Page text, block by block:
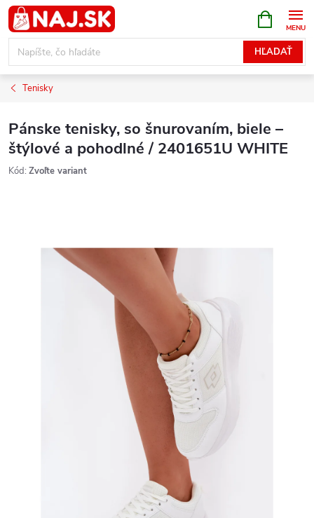
Prejsť
na
obsah
HĽADAŤ
KOŠÍK
Tenisky
Pánske tenisky, so šnurovaním, biele –
štýlové a pohodlné / 2401651U WHITE
Kód: Zvoľte variant